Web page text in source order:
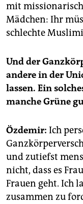
mit
Mädchen: Ihr
schlechte
Und der
andere in der
lassen. Ein
manche Grüne
Özdemir: Ich
und zutiefst
nicht, dass es
Frauen geht. Ich
zusammen zu